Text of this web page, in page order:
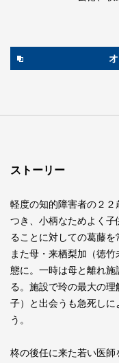
ストーリー
軽度の知的障害者の２
つき、小柄なためよく子
ることに対しての葛藤を
また母・来栖梨加（徳
態に。一時は母と離れ
る。施設で玲の最大の
子）と出会うも急死しに
柊の後任に来た若い医